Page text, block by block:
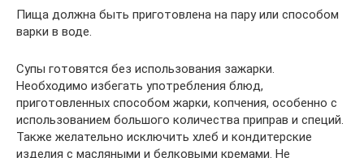
Пища должна быть приготовлена на пару или способом
варки в воде.
Супы готовятся без использования зажарки.
Необходимо избегать употребления блюд,
приготовленных способом жарки, копчения, особенно с
использованием большого количества приправ и специй.
Также желательно исключить хлеб и кондитерские
изделия с масляными и белковыми кремами. Не